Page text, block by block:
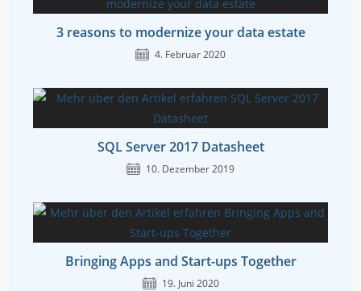
3 reasons to modernize your data estate
4. Februar 2020
SQL Server 2017 Datasheet
10. Dezember 2019
Bringing Apps and Start-ups Together
19. Juni 2020